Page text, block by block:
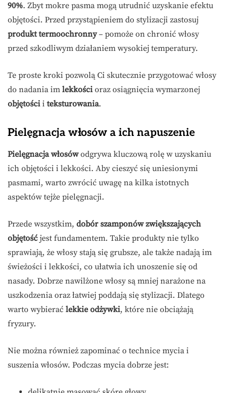
90%. Zbyt mokre pasma mogą utrudnić uzyskanie efektu
objętości. Przed przystąpieniem do stylizacji zastosuj
produkt termoochronny– pomoże on chronić włosy
przed szkodliwym działaniem wysokiej temperatury.
Te proste kroki pozwolą Ci skutecznie przygotować włosy
do nadania im lekkości oraz osiągnięcia wymarzonej
objętości i teksturowania.
Pielęgnacja włosów a ich napuszenie
Pielęgnacja włosówodgrywa kluczową rolę w uzyskaniu
ich objętości i lekkości. Aby cieszyć się uniesionymi
pasmami, warto zwrócić uwagę na kilka istotnych
aspektów tejże pielęgnacji.
Przede wszystkim, dobór szamponów zwiększających
objętość jest fundamentem. Takie produkty nie tylko
sprawiają, że włosy stają się grubsze, ale także nadają im
świeżości i lekkości, co ułatwia ich unoszenie się od
nasady. Dobrze nawilżone włosy są mniej narażone na
uszkodzenia oraz łatwiej poddają się stylizacji. Dlatego
warto wybierać lekkie odżywki, które nie obciążają
fryzury.
Nie można również zapominać o technice mycia i
suszenia włosów. Podczas mycia dobrze jest: